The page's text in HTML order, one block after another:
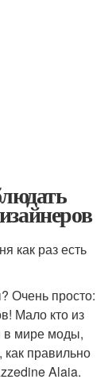
как раз есть
Очень просто:
Мало кто из
в мире моды,
как правильно
Alaia.